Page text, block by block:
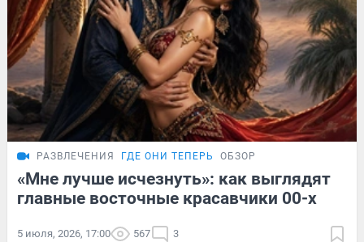
РАЗВЛЕЧЕНИЯ ГДЕ ОНИ ТЕПЕРЬ ОБЗОР
«Мне лучше исчезнуть»: как выглядят
главные восточные красавчики 00-х
5 июля, 2026, 17:00 567 3